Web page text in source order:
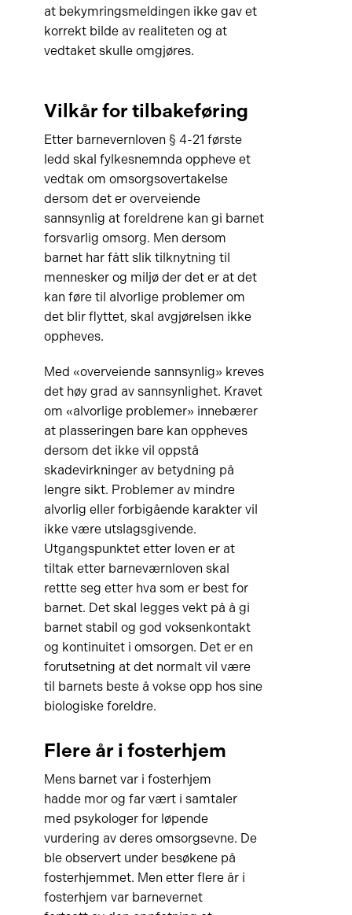
at bekymringsmeldingen ikke gav et
korrekt bilde av realiteten og at
vedtaket skulle omgjøres.
Vilkår for tilbakeføring
Etter barnevernloven § 4-21 første
ledd skal fylkesnemnda oppheve et
vedtak om omsorgsovertakelse
dersom det er overveiende
sannsynlig at foreldrene kan gi barnet
forsvarlig omsorg. Men dersom
barnet har fått slik tilknytning til
mennesker og miljø der det er at det
kan føre til alvorlige problemer om
det blir flyttet, skal avgjørelsen ikke
oppheves.
Med «overveiende sannsynlig» kreves
det høy grad av sannsynlighet. Kravet
om «alvorlige problemer» innebærer
at plasseringen bare kan oppheves
dersom det ikke vil oppstå
skadevirkninger av betydning på
lengre sikt. Problemer av mindre
alvorlig eller forbigående karakter vil
ikke være utslagsgivende.
Utgangspunktet etter loven er at
tiltak etter barneværnloven skal
rettte seg etter hva som er best for
barnet. Det skal legges vekt på å gi
barnet stabil og god voksenkontakt
og kontinuitet i omsorgen. Det er en
forutsetning at det normalt vil være
til barnets beste å vokse opp hos sine
biologiske foreldre.
Flere år i fosterhjem
Mens barnet var i fosterhjem
hadde mor og far vært i samtaler
med psykologer for løpende
vurdering av deres omsorgsevne. De
ble observert under besøkene på
fosterhjemmet. Men etter flere år i
fosterhjem var barnevernet